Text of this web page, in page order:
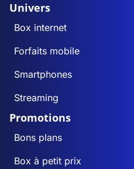
Univers
Box internet
Forfaits mobile
Smartphones
Streaming
Promotions
Bons plans
Box à petit prix